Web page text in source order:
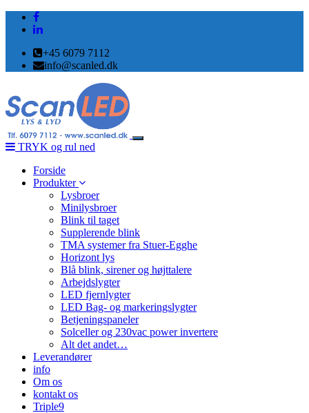
+45 6079 7112
info@scanled.dk
Toggle
TRYK og rul ned
Forside
Produkter
Lysbroer
Minilysbroer
Blink til taget
Supplerende blink
TMA systemer fra Stuer-Egghe
Horizont lys
Blå blink, sirener og højttalere
Arbejdslygter
LED fjernlygter
LED Bag- og markeringslygter
Betjeningspaneler
Solceller og 230vac power invertere
Alt det andet…
Leverandører
info
Om os
kontakt os
Triple9